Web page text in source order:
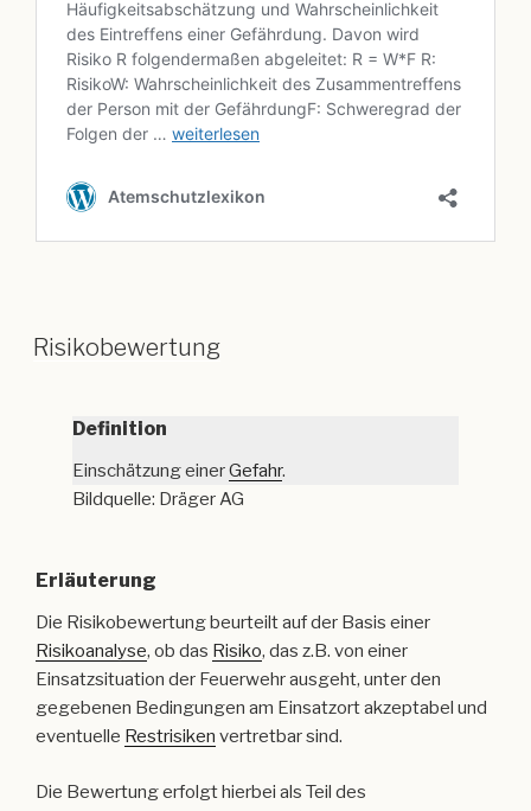
Risikobewertung
Definition
Einschätzung einerGefahr.
Bildquelle: Dräger AG
Erläuterung
Die Risikobewertung beurteilt auf der Basis einer
Risikoanalyse, ob das Risiko, das z.B. von einer
Einsatzsituation der Feuerwehr ausgeht, unter den
gegebenen Bedingungen am Einsatzort akzeptabel und
eventuelle Restrisiken vertretbar sind.
Die Bewertung erfolgt hierbei als Teil des